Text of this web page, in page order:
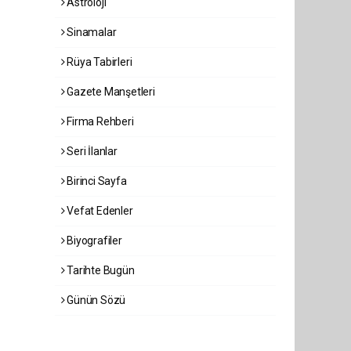
Sinamalar
Rüya Tabirleri
Gazete Manşetleri
Firma Rehberi
Seri İlanlar
Birinci Sayfa
Vefat Edenler
Biyografiler
Tarihte Bugün
Günün Sözü